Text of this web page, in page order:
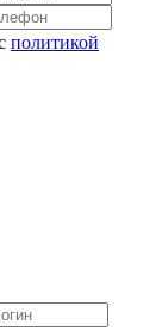
политикой